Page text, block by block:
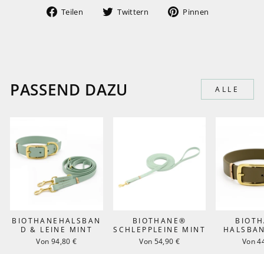
Teilen
Auf
Twittern
Auf
Pinnen
PASSEND DAZU ALLE
BIOTHANEHALSBAN
D & LEINE MINT
Von 94,80 €
BIOTHANE®
SCHLEPPLEINE MINT
Von 54,90 €
Von